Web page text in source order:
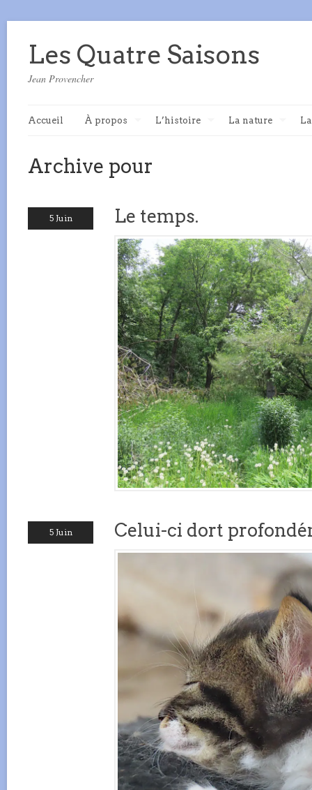
Les Quatre Saisons
Jean Provencher
Accueil À propos L’histoire La nature
Archive pour
5 Juin Le temps.
5 Juin Celui-ci dort